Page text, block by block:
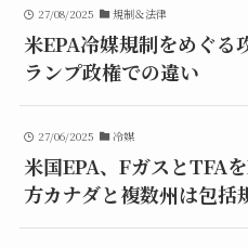
27/08/2025 規制＆法律
米EPA冷媒規制をめぐ
ランプ政権での違い
27/06/2025 冷媒
米国EPA、FガスとTFA
方カナダと複数州は包括